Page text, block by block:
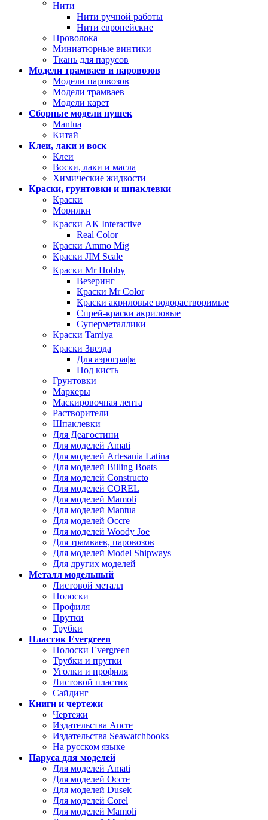
Нити
Нити ручной работы
Нити европейские
Проволока
Миниатюрные винтики
Ткань для парусов
Модели трамваев и паровозов
Модели паровозов
Модели трамваев
Модели карет
Сборные модели пушек
Mantua
Китай
Клеи, лаки и воск
Клеи
Воски, лаки и масла
Химические жидкости
Краски, грунтовки и шпаклевки
Краски
Морилки
Краски AK Interactive
Real Color
Краски Ammo Mig
Краски JIM Scale
Краски Mr Hobby
Везеринг
Краски Mr Color
Краски акриловые водорастворимые
Спрей-краски акриловые
Суперметаллики
Краски Tamiya
Краски Звезда
Для аэрографа
Под кисть
Грунтовки
Маркеры
Маскировочная лента
Растворители
Шпаклевки
Для Деагостини
Для моделей Amati
Для моделей Artesania Latina
Для моделей Billing Boats
Для моделей Constructo
Для моделей COREL
Для моделей Mamoli
Для моделей Mantua
Для моделей Occre
Для моделей Woody Joe
Для трамваев, паровозов
Для моделей Model Shipways
Для других моделей
Металл модельный
Листовой металл
Полоски
Профиля
Прутки
Трубки
Пластик Evergreen
Полоски Evergreen
Трубки и прутки
Уголки и профиля
Листовой пластик
Сайдинг
Книги и чертежи
Чертежи
Издательства Ancre
Издательства Seawatchbooks
На русском языке
Паруса для моделей
Для моделей Amati
Для моделей Occre
Для моделей Dusek
Для моделей Corel
Для моделей Mamoli